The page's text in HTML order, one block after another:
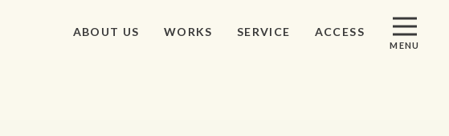
ABOUT US WORKS SERVICE ACCESS
MENU